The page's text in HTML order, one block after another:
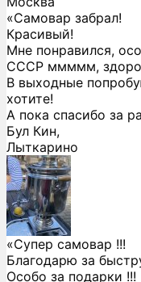
«Самовар забрал!
Красивый!
Мне понравился,
СССР ммммм,
В выходные
хотите!
А пока спасибо за
Бул Кин,
Лыткарино
«Супер самовар !!!
Благодарю за
Особо за подарки !!!